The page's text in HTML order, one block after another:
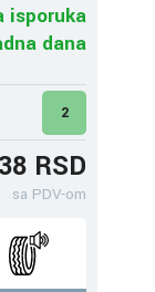
isporuka
dana
2
RSD
sa PDV-om